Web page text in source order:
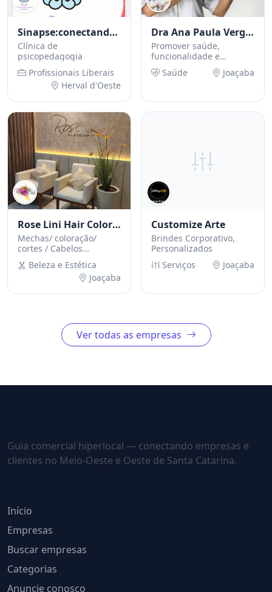
Sinapse:conectando cérebro, emoção e aprendizagem
Clínica de
psicopedagogia
Profissionais Liberais
Herval d'Oeste
Dra Ana Paula Vergani Zago
Promover saúde,
funcionalidade e
autoestima por meio de
um cuidado humanizado
Saúde Joaçaba
Rose Lini Hair Colorist
Mechas/ coloração/
cortes / Cabelos
femininos
Beleza e Estética
Joaçaba
Customize Arte
Brindes Corporativo,
Personalizados
Serviços
Joaçaba
Ver todas as empresas
Guia comercial hiperlocal — conectando empresas e
clientes no Meio-Oeste e Oeste de Santa Catarina.
Início
Empresas
Buscar empresas
Categorias
Anuncie conosco